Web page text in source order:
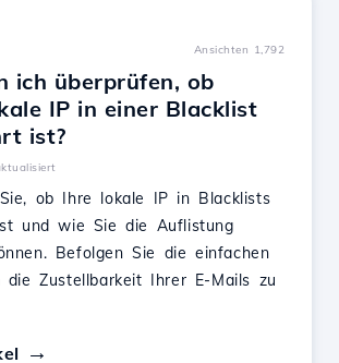
Ansichten 1,792
ich überprüfen, ob
IP in einer Blacklist
ist?
ob Ihre lokale IP in Blacklists
und wie Sie die Auflistung
Befolgen Sie die einfachen
die Zustellbarkeit Ihrer E-Mails zu